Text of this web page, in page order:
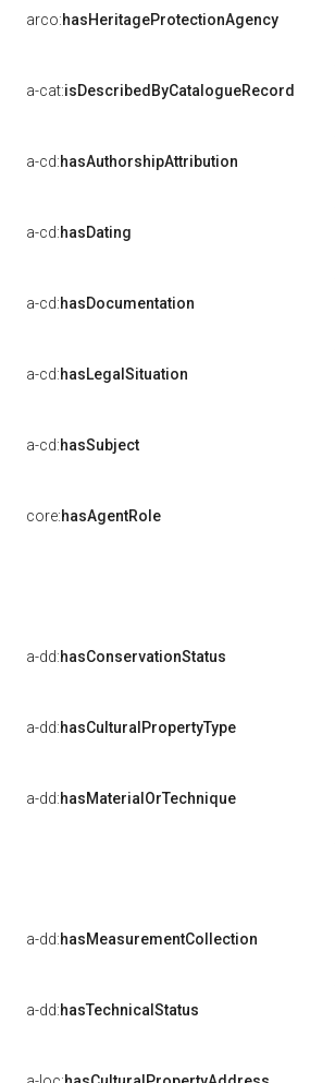
arco:hasHeritageProtectionAgency
a-cat:isDescribedByCatalogueRecord
a-cd:hasAuthorshipAttribution
a-cd:hasDating
a-cd:hasDocumentation
a-cd:hasLegalSituation
a-cd:hasSubject
core:hasAgentRole
a-dd:hasConservationStatus
a-dd:hasCulturalPropertyType
a-dd:hasMaterialOrTechnique
a-dd:hasMeasurementCollection
a-dd:hasTechnicalStatus